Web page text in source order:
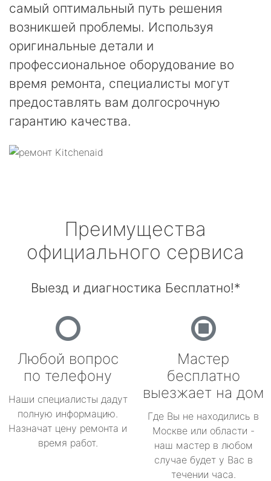
самый оптимальный путь решения
возникшей проблемы. Используя
оригинальные детали и
профессиональное оборудование во
время ремонта, специалисты могут
предоставлять вам долгосрочную
гарантию качества.
Преимущества
официального сервиса
Выезд и диагностика Бесплатно!*
Любой вопрос
по телефону
Наши специалисты дадут
полную информацию.
Назначат цену ремонта и
время работ.
Мастер
бесплатно
выезжает на дом
Где Вы не находились в
Москве или области -
наш мастер в любом
случае будет у Вас в
течении часа.